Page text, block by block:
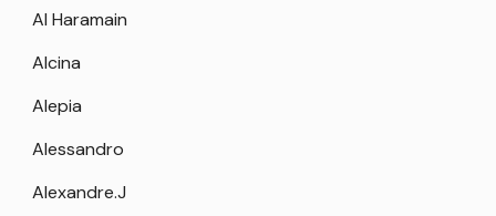
Al Haramain
Alcina
Alepia
Alessandro
Alexandre.J